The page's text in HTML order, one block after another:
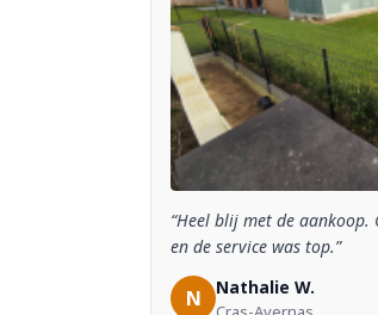
“Heel blij met de
en de service was top.”
N Nathalie W.